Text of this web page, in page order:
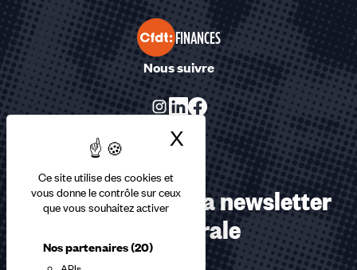
Ce site utilise des cookies et
vous donne le contrôle sur ceux
que vous souhaitez activer
Nos partenaires(20)
X Masquer le
FINANCES
Nous suivre
Abonnez-vous à la newsletter
confédérale